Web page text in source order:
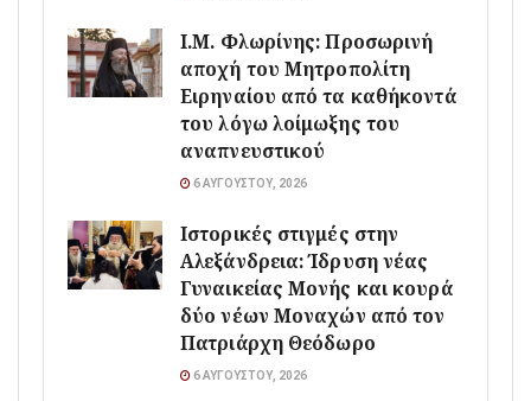
Ι.Μ. Φλωρίνης: Προσωρινή
αποχή του Μητροπολίτη
Ειρηναίου από τα καθήκοντά
του λόγω λοίμωξης του
αναπνευστικού
6 ΑΥΓΟΎΣΤΟΥ, 2026
Ιστορικές στιγμές στην
Αλεξάνδρεια: Ίδρυση νέας
Γυναικείας Μονής και κουρά
δύο νέων Μοναχών από τον
Πατριάρχη Θεόδωρο
6 ΑΥΓΟΎΣΤΟΥ, 2026